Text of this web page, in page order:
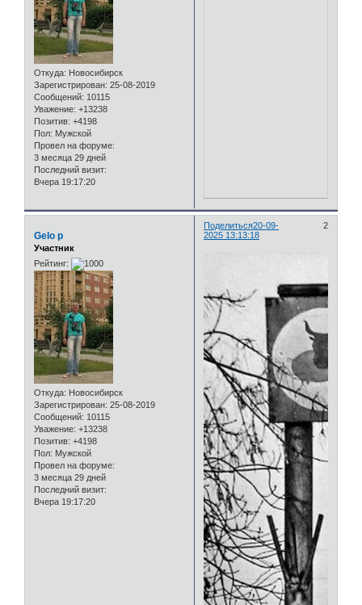
Откуда: Новосибирск
Зарегистрирован: 25-08-2019
Сообщений: 10115
Уважение: +13238
Позитив: +4198
Пол: Мужской
Провел на форуме:
3 месяца 29 дней
Последний визит:
Вчера 19:17:20
Поделиться 2
20-09-
2025 13:13:18
Gelo p
Участник
Рейтинг:
Откуда: Новосибирск
Зарегистрирован: 25-08-2019
Сообщений: 10115
Уважение: +13238
Позитив: +4198
Пол: Мужской
Провел на форуме:
3 месяца 29 дней
Последний визит:
Вчера 19:17:20